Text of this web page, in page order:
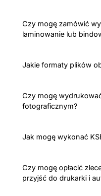
Czy mogę zamówić
laminowanie lub
Jakie formaty plików
Czy mogę
fotograficznym?
Jak mogę wykonać
Czy mogę opłacić
przyjść do drukarki i